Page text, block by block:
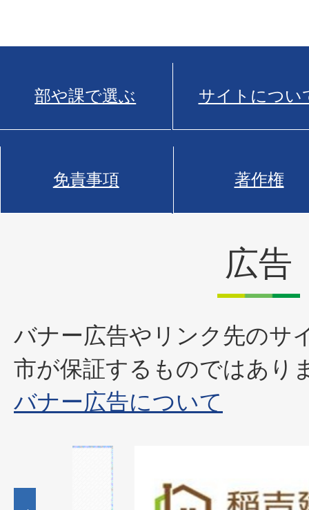
部や課で選ぶ サイトについ
免責事項 著作権
広告
バナー広告やリンク先のサ
市が保証するものではあり
バナー広告について
枚